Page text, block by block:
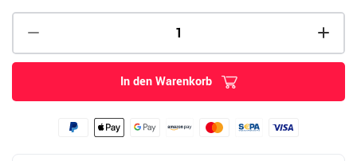
In den Warenkorb